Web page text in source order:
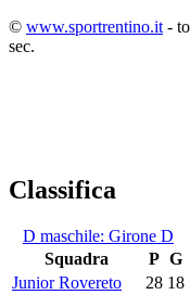
© www.sportrentino.it -
sec.
Classifica
D maschile: Girone D
Squadra
P G
Junior Rovereto
28 18